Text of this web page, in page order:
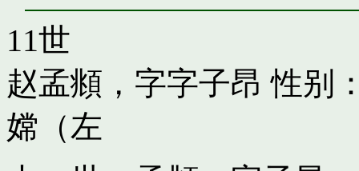
11世
赵孟頫，字字子昂 性别
嫦（左